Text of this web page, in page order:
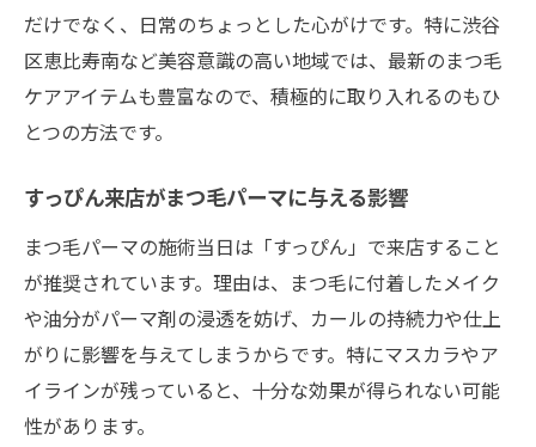
だけでなく、日常のちょっとした心がけです。特に渋谷
区恵比寿南など美容意識の高い地域では、最新のまつ毛
ケアアイテムも豊富なので、積極的に取り入れるのもひ
とつの方法です。
すっぴん来店がまつ毛パーマに与える影響
まつ毛パーマの施術当日は「すっぴん」で来店すること
が推奨されています。理由は、まつ毛に付着したメイク
や油分がパーマ剤の浸透を妨げ、カールの持続力や仕上
がりに影響を与えてしまうからです。特にマスカラやア
イラインが残っていると、十分な効果が得られない可能
性があります。